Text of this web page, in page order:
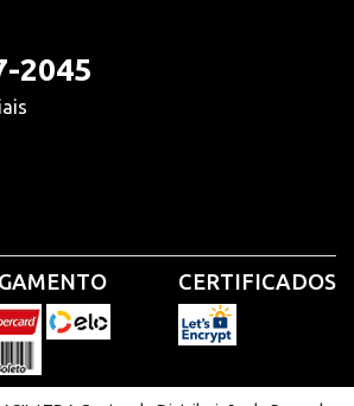
2045
CERTIFICADOS